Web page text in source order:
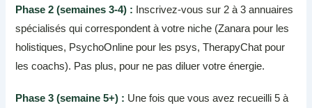
Phase 2 (semaines 3-4) : Inscrivez-vous sur 2 à 3 annuaires
spécialisés qui correspondent à votre niche (Zanara pour les
holistiques, PsychoOnline pour les psys, TherapyChat pour
les coachs). Pas plus, pour ne pas diluer votre énergie.
Phase 3 (semaine 5+) : Une fois que vous avez recueilli 5 à